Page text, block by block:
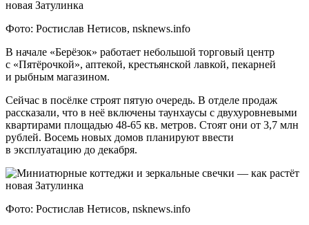
Фото: Ростислав Нетисов, nsknews.info
В начале «Берёзок» работает небольшой торговый центр
с «Пятёрочкой», аптекой, крестьянской лавкой, пекарней
и рыбным магазином.
Сейчас в посёлке строят пятую очередь. В отделе продаж
рассказали, что в неё включены таунхаусы с двухуровневыми
квартирами площадью 48-65 кв. метров. Стоят они от 3,7 млн
рублей. Восемь новых домов планируют ввести
в эксплуатацию до декабря.
Фото: Ростислав Нетисов, nsknews.info